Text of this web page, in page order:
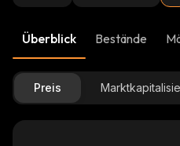
Überblick Bestände
Preis